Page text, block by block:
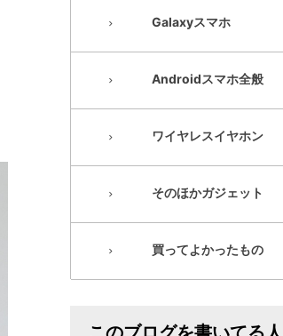
Galaxyスマホ
Androidスマホ全般
ワイヤレスイヤホン
そのほかガジェット
買ってよかったもの